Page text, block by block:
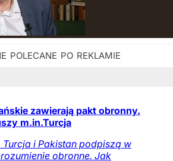
zawierają pakt obronny.
m.in.Turcja
i Pakistan podpiszą w
obronne. Jak